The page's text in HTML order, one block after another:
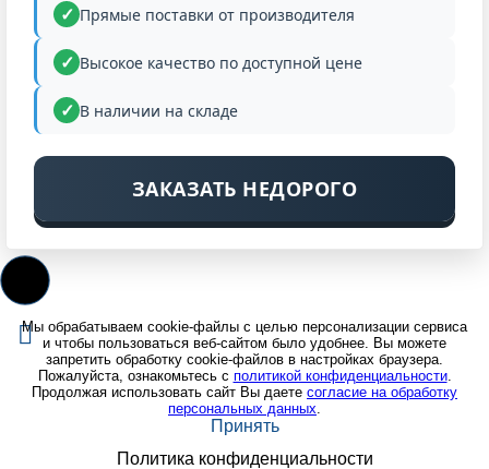
Прямые поставки от производителя
Высокое качество по доступной цене
В наличии на складе
ЗАКАЗАТЬ НЕДОРОГО
Мы обрабатываем cookie-файлы с целью персонализации сервиса
и чтобы пользоваться веб-сайтом было удобнее. Вы можете
запретить обработку cookie-файлов в настройках браузера.
Пожалуйста, ознакомьтесь с политикой конфиденциальности.
Продолжая использовать сайт Вы даете согласие на обработку
персональных данных.
Принять
Политика конфиденциальности